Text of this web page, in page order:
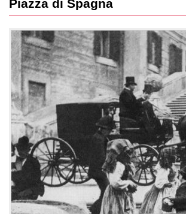
Piazza di Spagna